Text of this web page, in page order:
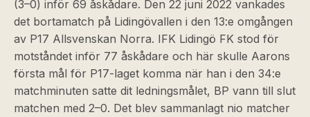
(3–0) inför 69 åskådare. Den 22 juni 2022 vankades
det bortamatch på Lidingövallen i den 13:e omgången
av P17 Allsvenskan Norra. IFK Lidingö FK stod för
motståndet inför 77 åskådare och här skulle Aarons
första mål för P17-laget komma när han i den 34:e
matchminuten satte dit ledningsmålet, BP vann till slut
matchen med 2–0. Det blev sammanlagt nio matcher